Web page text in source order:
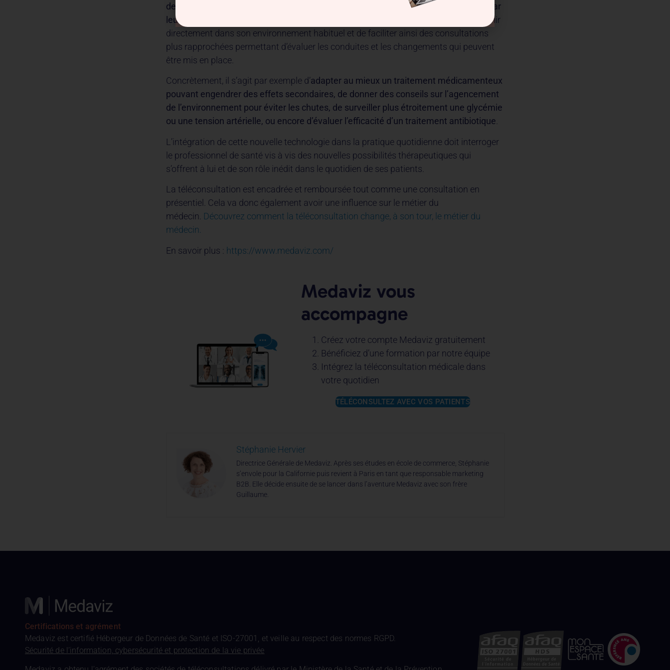
de repérer puis d’agir sur les comportements et les habitudes initialement choisis par
leur patient
. En effet, grâce à la caméra et au microphone, il est possible de s’entretenir
directement dans son environnement habituel et de faciliter ainsi des consultations
plus rapprochées permettant d’évaluer les conduites et les changements qui peuvent
être mis en place.
Concrètement, il s’agit par exemple d’adapter au mieux un traitement médicamenteux
pouvant engendrer des effets secondaires, de donner des conseils sur l’agencement
de l’environnement pour éviter les chutes, de surveiller plus étroitement une glycémie
ou une tension artérielle, ou encore d’évaluer l’efficacité d’un traitement antibiotique.
L’intégration de cette nouvelle technologie dans la pratique quotidienne doit interroger
le professionnel de santé vis à vis des nouvelles possibilités thérapeutiques qui
s’offrent à lui et de son rôle inédit dans le quotidien de ses patients.
La téléconsultation est encadrée et remboursée tout comme une consultation en
présentiel. Cela va donc également avoir une influence sur le métier du
médecin. Découvrez comment la téléconsultation change, à son tour, le métier du
médecin.
En savoir plus : https://www.medaviz.com/
Medaviz vous
accompagne
Créez votre compte Medaviz gratuitement
Bénéficiez d’une formation par notre équipe
Intégrez la téléconsultation médicale dans
votre quotidien
TÉLÉCONSULTEZ AVEC VOS PATIENTS
Stéphanie Hervier
Directrice Générale de Medaviz. Après ses études en école de commerce, Stéphanie
s’envole pour la Californie puis revient à Paris en tant que responsable marketing
B2B. Elle décide ensuite de se lancer dans l’aventure Medaviz avec son frère
Guillaume.
Certifications et agrément
Medaviz est certifié Hébergeur de Données de Santé et ISO-27001, et veille au respect des normes RGPD.
Sécurité de l’information, cybersécurité et protection de la vie privée